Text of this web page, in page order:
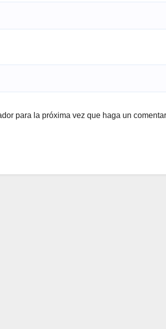
para la próxima vez que haga un